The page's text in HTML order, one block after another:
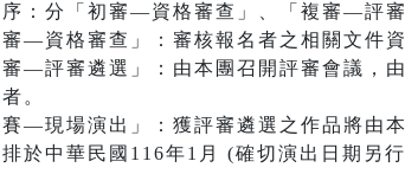
：分「初審—資格審查」、「複審—評
審—資格審查」：審核報名者之相關文件
審—評審遴選」：由本團召開評審會議，
。
賽—現場演出」：獲評審遴選之作品將由
於中華民國116年1月 (確切演出日期另行